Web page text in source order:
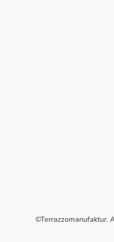
©Terrazzomanufaktur.